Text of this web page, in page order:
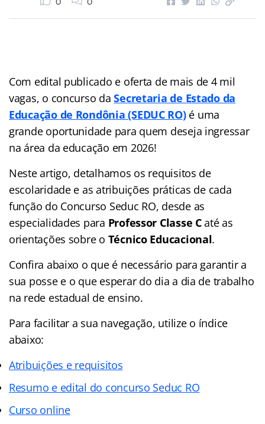
Com edital publicado e oferta de mais de 4 mil
vagas, o concurso daSecretaria de Estado da
Educação de Rondônia (SEDUC RO)é uma
grande oportunidade para quem deseja ingressar
na área da educação em 2026!
Neste artigo, detalhamos os requisitos de
escolaridade e as atribuições práticas de cada
função do Concurso Seduc RO, desde as
especialidades para Professor Classe Caté as
orientações sobre o Técnico Educacional.
Confira abaixo o que é necessário para garantir a
sua posse e o que esperar do dia a dia de trabalho
na rede estadual de ensino.
Para facilitar a sua navegação, utilize o índice
abaixo:
Atribuições e requisitos
Resumo e edital do concurso Seduc RO
Curso online